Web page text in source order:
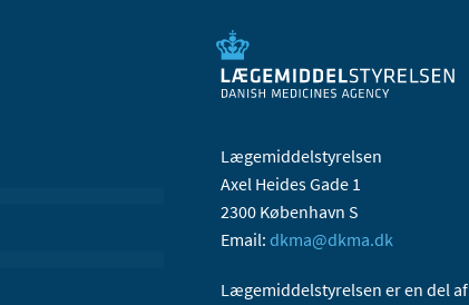
Lægemiddelstyrelsen
Axel Heides Gade 1
2300 København S
Email: dkma@dkma.dk
Lægemiddelstyrelsen er en del af